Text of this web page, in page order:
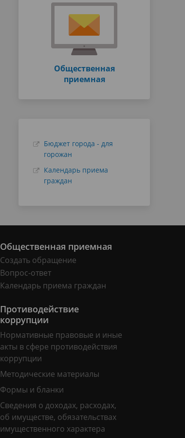
Общественная
приемная
Бюджет города - для
горожан
Календарь приема
граждан
Общественная приемная
Создать обращение
Вопрос-ответ
Календарь приема граждан
Противодействие
коррупции
Нормативные правовые и иные
акты в сфере противодействия
коррупции
Методические материалы
Формы и бланки
Сведения о доходах, расходах,
об имуществе, обязательствах
имущественного характера